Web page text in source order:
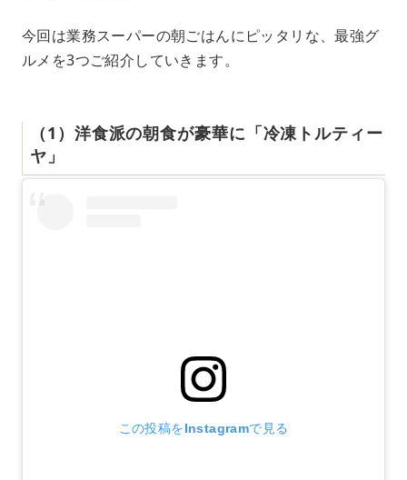
今回は業務スーパーの朝ごはんにピッタリな、最強グ
ルメを3つご紹介していきます。
（1）洋食派の朝食が豪華に「冷凍トルティー
ヤ」
この投稿をInstagramで見る